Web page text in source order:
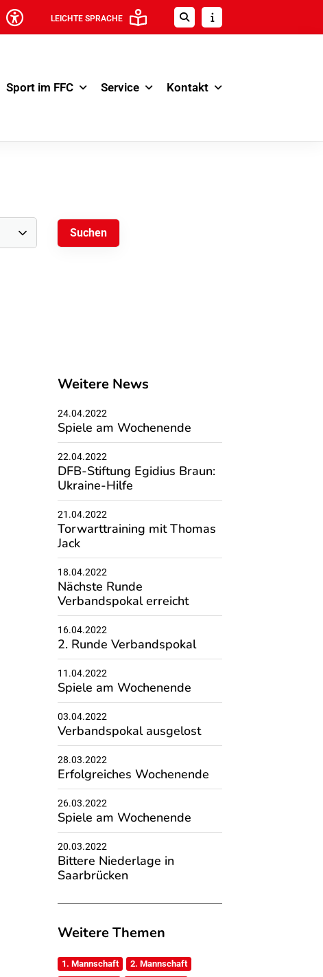
LEICHTE SPRACHE
Sport im FFC Service Kontakt
Weitere News
24.04.2022
Spiele am Wochenende
22.04.2022
DFB-Stiftung Egidius Braun:
Ukraine-Hilfe
21.04.2022
Torwarttraining mit Thomas
Jack
18.04.2022
Nächste Runde
Verbandspokal erreicht
16.04.2022
2. Runde Verbandspokal
11.04.2022
Spiele am Wochenende
03.04.2022
Verbandspokal ausgelost
28.03.2022
Erfolgreiches Wochenende
26.03.2022
Spiele am Wochenende
20.03.2022
Bittere Niederlage in
Saarbrücken
Weitere Themen
1. Mannschaft
2. Mannschaft